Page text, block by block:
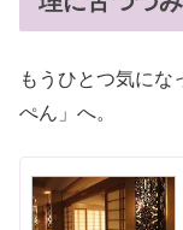
もうひとつ気に
ぺん」へ。